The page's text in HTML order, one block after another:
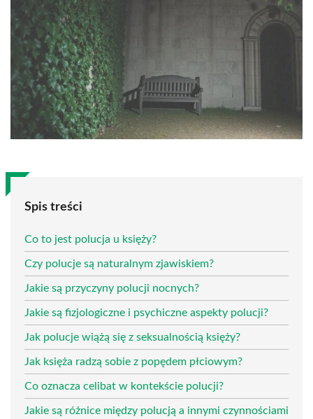
Spis treści
Co to jest polucja u księży?
Czy polucje są naturalnym zjawiskiem?
Jakie są przyczyny polucji nocnych?
Jakie są fizjologiczne i psychiczne aspekty polucji?
Jak polucje wiążą się z seksualnością księży?
Jak księża radzą sobie z popędem płciowym?
Co oznacza celibat w kontekście polucji?
Jakie są różnice między polucją a innymi czynnościami